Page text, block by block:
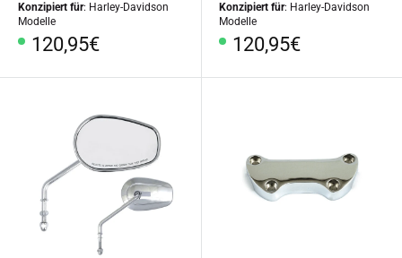
Konzipiert für: Harley-Davidson
Modelle
Sonderpreis
120,95€
Konzipiert für: Harley-Davidson
Modelle
Sonderpreis
120,95€